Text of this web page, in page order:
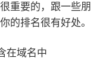
重要的，跟一些朋
的排名很有好处。
在域名中